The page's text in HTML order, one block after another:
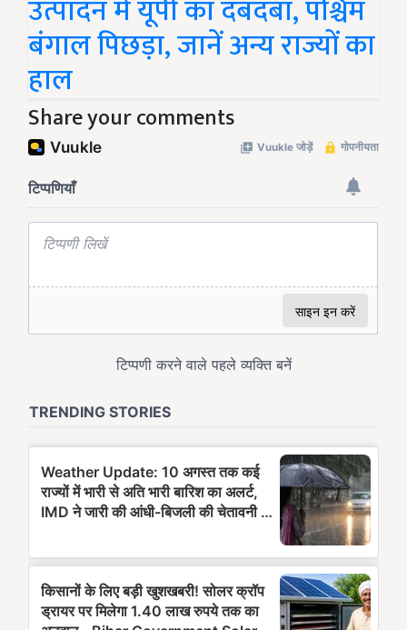
उत्पादन में यूपी का दबदबा, पश्चिम
बंगाल पिछड़ा, जानें अन्य राज्यों का
हाल
Share your comments